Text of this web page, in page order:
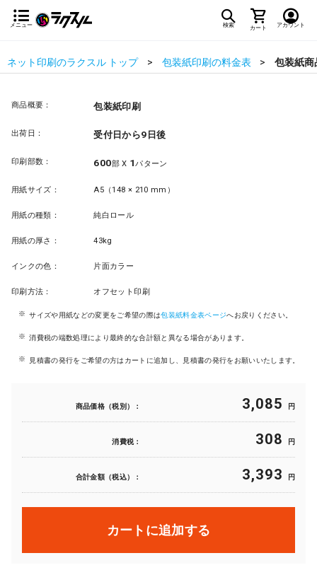
メニュー 検索 カート アカウント
ネット印刷のラクスル トップ 包装紙印刷の料金表 包装紙商
商品概要： 包装紙印刷
出荷日： 受付日から9日後
印刷部数： 600部 X 1パターン
用紙サイズ： A5（148 × 210 mm）
用紙の種類： 純白ロール
用紙の厚さ： 43kg
インクの色： 片面カラー
印刷方法： オフセット印刷
サイズや用紙などの変更をご希望の際は包装紙料金表ページへお戻りください。
消費税の端数処理により最終的な合計額と異なる場合があります。
見積書の発行をご希望の方はカートに追加し、見積書の発行をお願いいたします。
商品価格（税別）： 3,085 円
消費税： 308 円
合計金額（税込）： 3,393 円
カートに追加する